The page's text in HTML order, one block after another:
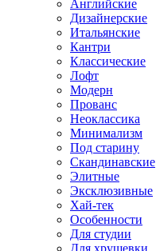
Английские
Дизайнерские
Итальянские
Кантри
Классические
Лофт
Модерн
Прованс
Неоклассика
Минимализм
Под старину
Скандинавские
Элитные
Эксклюзивные
Хай-тек
Особенности
Для студии
Для хрущевки